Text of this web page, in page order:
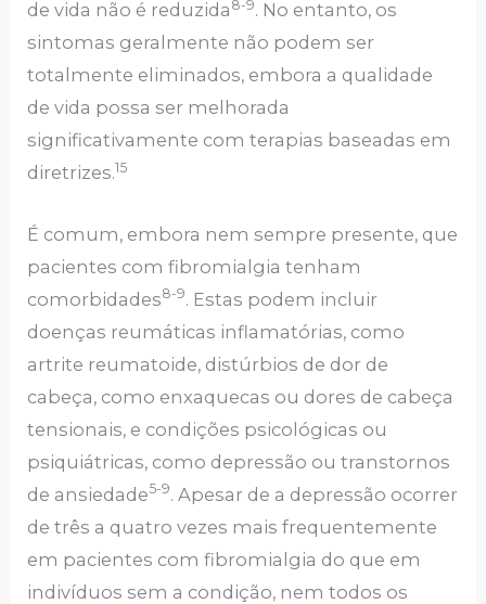
de vida não é reduzida 8-9. No entanto, os
sintomas geralmente não podem ser
totalmente eliminados, embora a qualidade
de vida possa ser melhorada
significativamente com terapias baseadas em
diretrizes.15
É comum, embora nem sempre presente, que
pacientes com fibromialgia tenham
comorbidades8-9. Estas podem incluir
doenças reumáticas inflamatórias, como
artrite reumatoide, distúrbios de dor de
cabeça, como enxaquecas ou dores de cabeça
tensionais, e condições psicológicas ou
psiquiátricas, como depressão ou transtornos
de ansiedade5-9. Apesar de a depressão ocorrer
de três a quatro vezes mais frequentemente
em pacientes com fibromialgia do que em
indivíduos sem a condição, nem todos os